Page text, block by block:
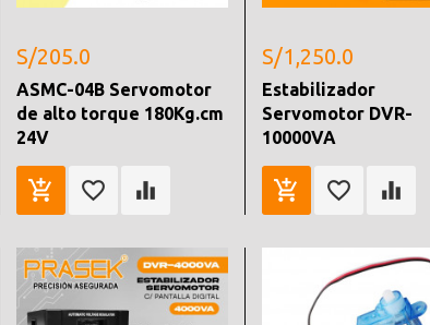
S/205.0
ASMC-04B Servomotor
de alto torque 180Kg.cm
24V
S/1,250.0
Estabilizador
Servomotor DVR-
10000VA